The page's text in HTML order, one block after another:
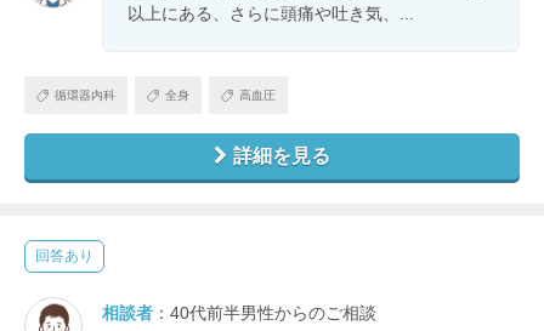
以上にある、さらに頭痛や吐き気、...
循環器内科 全身 高血圧
詳細を見る
回答あり
相談者 ：40代前半男性からのご相談